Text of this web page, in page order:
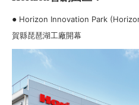
● Horizon Innovation Park
賀縣琵琶湖工廠開幕